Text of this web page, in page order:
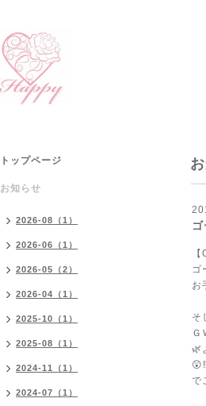
ゴ
お
そ
Ｇ
🌿
で
トップページ
お知らせ
2026-08（1）
2026-06（1）
2026-05（2）
2026-04（1）
2025-10（1）
2025-08（1）
2024-11（1）
2024-07（1）